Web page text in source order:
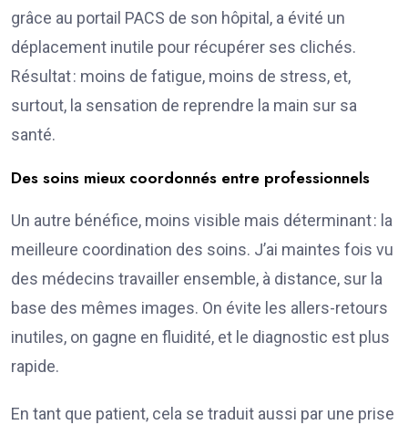
grâce au portail PACS de son hôpital, a évité un
déplacement inutile pour récupérer ses clichés.
Résultat : moins de fatigue, moins de stress, et,
surtout, la sensation de reprendre la main sur sa
santé.
Des soins mieux coordonnés entre professionnels
Un autre bénéfice, moins visible mais déterminant : la
meilleure coordination des soins. J’ai maintes fois vu
des médecins travailler ensemble, à distance, sur la
base des mêmes images. On évite les allers-retours
inutiles, on gagne en fluidité, et le diagnostic est plus
rapide.
En tant que patient, cela se traduit aussi par une prise